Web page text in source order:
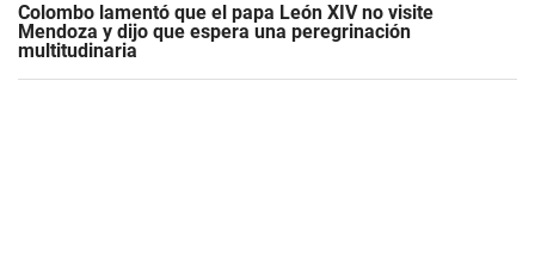
Colombo lamentó que el papa León XIV no visite
Mendoza y dijo que espera una peregrinación
multitudinaria